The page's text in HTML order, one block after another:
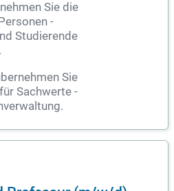
Sie die
-
Studierende
Sie
Sachwerte -